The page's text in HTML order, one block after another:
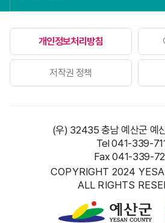
개인정보처리방침
저작권 정책
(우) 32435 충남 예산군 예
Tel 041-339-
Fax 041-339-
COPYRIGHT 2024
ALL RIGHTS